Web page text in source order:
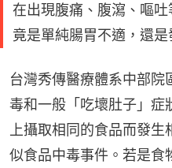
在出現腹痛、腹瀉、嘔
竟是單純腸胃不適，還是
台灣秀傳醫療體系中部院
毒和一般「吃壞肚子」症
上攝取相同的食品而發
似食品中毒事件。若是食